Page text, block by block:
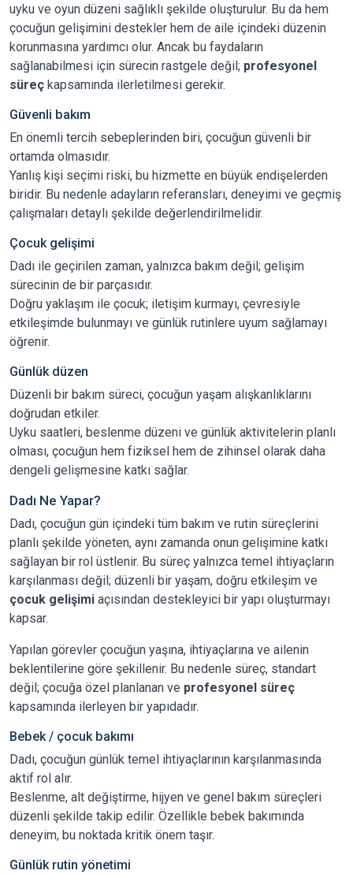
uyku ve oyun düzeni sağlıklı şekilde oluşturulur. Bu da hem
çocuğun gelişimini destekler hem de aile içindeki düzenin
korunmasına yardımcı olur. Ancak bu faydaların
sağlanabilmesi için sürecin rastgele değil; profesyonel
süreç kapsamında ilerletilmesi gerekir.
Güvenli bakım
En önemli tercih sebeplerinden biri, çocuğun güvenli bir
ortamda olmasıdır.
Yanlış kişi seçimi riski, bu hizmette en büyük endişelerden
biridir. Bu nedenle adayların referansları, deneyimi ve geçmiş
çalışmaları detaylı şekilde değerlendirilmelidir.
Çocuk gelişimi
Dadı ile geçirilen zaman, yalnızca bakım değil; gelişim
sürecinin de bir parçasıdır.
Doğru yaklaşım ile çocuk; iletişim kurmayı, çevresiyle
etkileşimde bulunmayı ve günlük rutinlere uyum sağlamayı
öğrenir.
Günlük düzen
Düzenli bir bakım süreci, çocuğun yaşam alışkanlıklarını
doğrudan etkiler.
Uyku saatleri, beslenme düzeni ve günlük aktivitelerin planlı
olması, çocuğun hem fiziksel hem de zihinsel olarak daha
dengeli gelişmesine katkı sağlar.
Dadı Ne Yapar?
Dadı, çocuğun gün içindeki tüm bakım ve rutin süreçlerini
planlı şekilde yöneten, aynı zamanda onun gelişimine katkı
sağlayan bir rol üstlenir. Bu süreç yalnızca temel ihtiyaçların
karşılanması değil; düzenli bir yaşam, doğru etkileşim ve
çocuk gelişimi açısından destekleyici bir yapı oluşturmayı
kapsar.
Yapılan görevler çocuğun yaşına, ihtiyaçlarına ve ailenin
beklentilerine göre şekillenir. Bu nedenle süreç, standart
değil; çocuğa özel planlanan ve profesyonel süreç
kapsamında ilerleyen bir yapıdadır.
Bebek / çocuk bakımı
Dadı, çocuğun günlük temel ihtiyaçlarının karşılanmasında
aktif rol alır.
Beslenme, alt değiştirme, hijyen ve genel bakım süreçleri
düzenli şekilde takip edilir. Özellikle bebek bakımında
deneyim, bu noktada kritik önem taşır.
Günlük rutin yönetimi